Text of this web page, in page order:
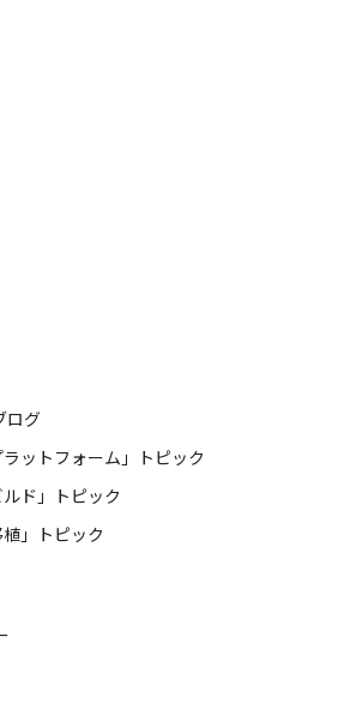
ログ
ットフォーム」トピック
ド」トピック
」トピック